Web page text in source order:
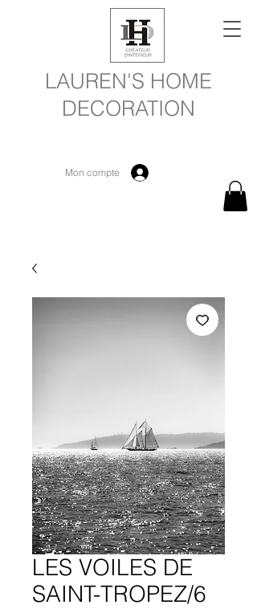
LAUREN'S HOME
DECORATION
Mon compte
LES VOILES DE
SAINT-TROPEZ/6